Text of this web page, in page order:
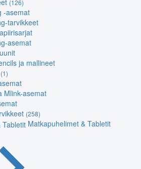
(126)
-asemat
tarvikkeet
asemat
ja mallineet
(1)
Mlink-asemat
(258)
Matkapuhelimet & Tabletit